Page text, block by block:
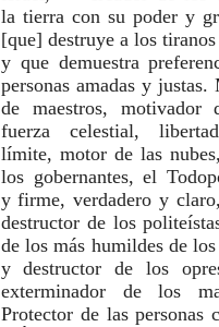
la tierra con su poder y
[que] destruye a los
y que demuestra
personas amadas y justas.
de maestros, motivador
fuerza celestial,
límite, motor de las
los gobernantes, el
y firme, verdadero y
destructor de los
de los más humildes de
y destructor de los
exterminador de los
Protector de las personas